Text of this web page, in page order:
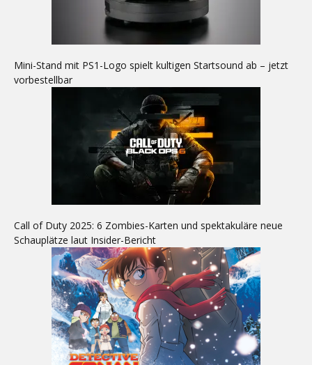
Mini-Stand mit PS1-Logo spielt kultigen Startsound ab – jetzt
vorbestellbar
Call of Duty 2025: 6 Zombies-Karten und spektakuläre neue
Schauplätze laut Insider-Bericht